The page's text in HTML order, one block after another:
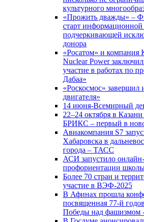
культурного
«Прожить дважды» –
старт
подчеркивающей
донора
«Росатом» и компания
Nuclear Power
участие в работах по
Дабаа»
«Роскосмос» завершил
двигателя»
14 июня-Всемирный
22–24 октября в
БРИКС – первый в
Авиакомпания S7
Хабаровска в
города – ТАСС
АСИ запустило
профориентации
Более 70 стран и
участие в ВЭФ-2025
В Афинах прошла
посвященная 77-й
Победы над